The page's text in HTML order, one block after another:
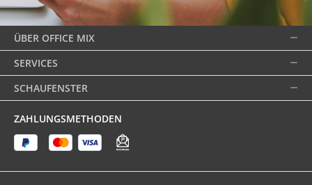
ÜBER OFFICE MIX
SERVICES
SCHAUFENSTER
ZAHLUNGSMETHODEN